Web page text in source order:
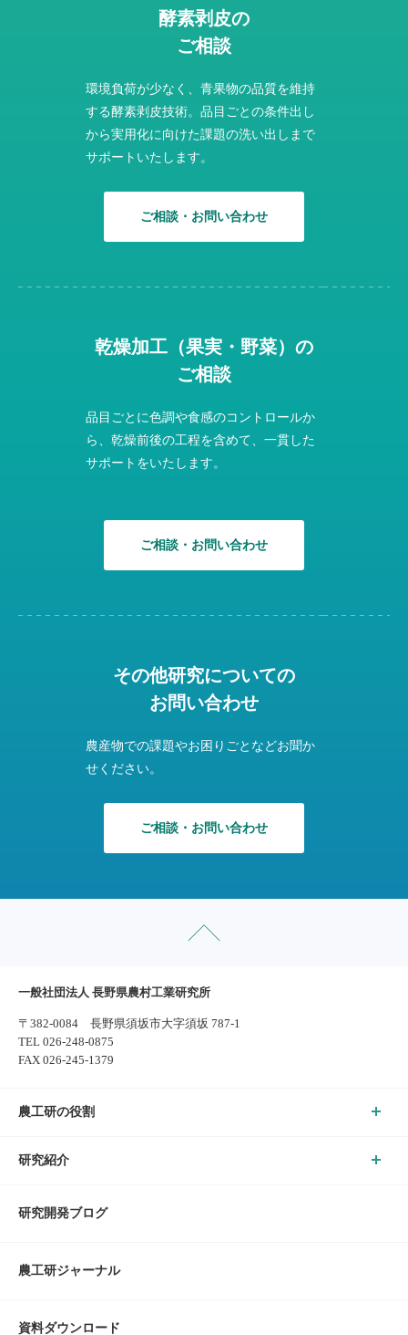
酵素剥皮の
ご相談
環境負荷が少なく、青果物の品質を維持
する酵素剥皮技術。品目ごとの条件出し
から実用化に向けた課題の洗い出しまで
サポートいたします。
ご相談・お問い合わせ
乾燥加工（果実・野菜）の
ご相談
品目ごとに色調や食感のコントロールか
ら、乾燥前後の工程を含めて、一貫した
サポートをいたします。
ご相談・お問い合わせ
その他研究についての
お問い合わせ
農産物での課題やお困りごとなどお聞か
せください。
ご相談・お問い合わせ
一般社団法人 長野県農村工業研究所
〒382-0084 長野県須坂市大字須坂 787-1
TEL 026-248-0875
FAX 026-245-1379
農工研の役割
研究紹介
研究開発ブログ
農工研ジャーナル
資料ダウンロード